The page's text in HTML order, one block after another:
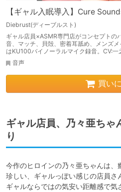
【ギャル入眠導入】Cure
Diebrust(ディーブルスト)
ギャル店員×ASMR専門店がコンセプトの
音、マッチ、貝殻、密着耳舐め、メンズ
はKU100バイノーラルマイク録音。CV:一
音声
買い
ギャル店員、乃々亜ちゃ
り
今作のヒロインの乃々亜ちゃんは、
珍しい、ギャルっぽい感じの店員さ
ギャルならではの気安い距離感で